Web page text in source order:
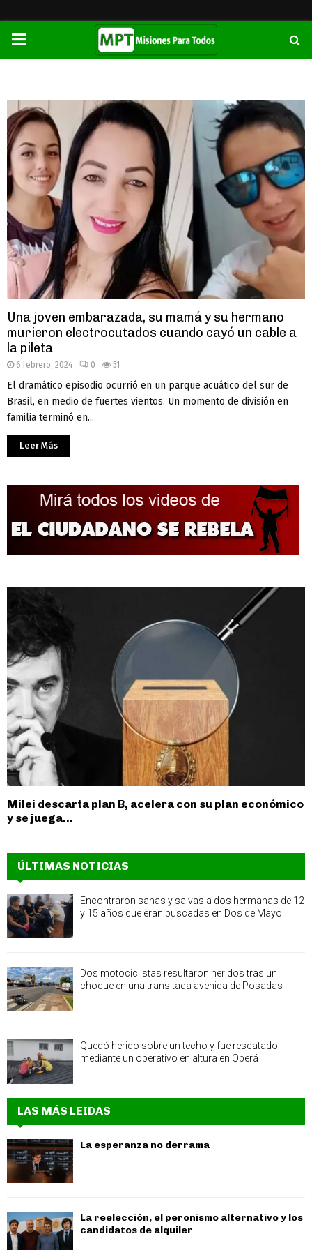
PRIMARY
Una joven embarazada, su mamá y su hermano
murieron electrocutados cuando cayó un cable a
la pileta
6 febrero, 2024 0 51
El dramático episodio ocurrió en un parque acuático del sur de
Brasil, en medio de fuertes vientos. Un momento de división en
familia terminó en...
Leer Más
Milei descarta plan B, acelera con su plan económico
y se juega...
ÚLTIMAS NOTICIAS
Encontraron sanas y salvas a dos hermanas de 12
y 15 años que eran buscadas en Dos de Mayo
Dos motociclistas resultaron heridos tras un
choque en una transitada avenida de Posadas
Quedó herido sobre un techo y fue rescatado
mediante un operativo en altura en Oberá
LAS MÁS LEIDAS
La esperanza no derrama
La reelección, el peronismo alternativo y los
candidatos de alquiler